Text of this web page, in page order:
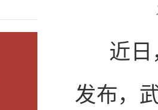
近日
发布，